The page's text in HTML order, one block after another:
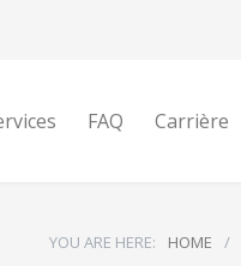
FAQ Carrière
YOU ARE HERE: HOME /